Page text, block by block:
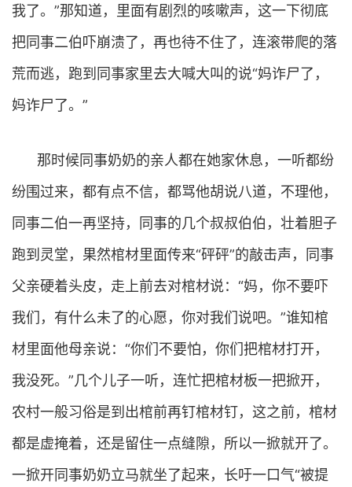
我了。”那知道，里面有剧烈的咳嗽声，这一下彻底
把同事二伯吓崩溃了，再也待不住了，连滚带爬的落
荒而逃，跑到同事家里去大喊大叫的说“妈诈尸了，
妈诈尸了。”
那时候同事奶奶的亲人都在她家休息，一听都纷
纷围过来，都有点不信，都骂他胡说八道，不理他，
同事二伯一再坚持，同事的几个叔叔伯伯，壮着胆子
跑到灵堂，果然棺材里面传来“砰砰”的敲击声，同事
父亲硬着头皮，走上前去对棺材说：“妈，你不要吓
我们，有什么未了的心愿，你对我们说吧。”谁知棺
材里面他母亲说：“你们不要怕，你们把棺材打开，
我没死。”几个儿子一听，连忙把棺材板一把掀开，
农村一般习俗是到出棺前再钉棺材钉，这之前，棺材
都是虚掩着，还是留住一点缝隙，所以一掀就开了。
一掀开同事奶奶立马就坐了起来，长吁一口气“被提